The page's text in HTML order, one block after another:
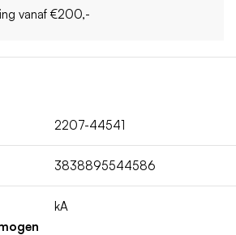
vanaf €200,-
2207-44541
3838895544586
kA